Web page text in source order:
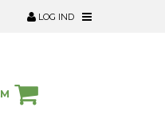
LOG IND